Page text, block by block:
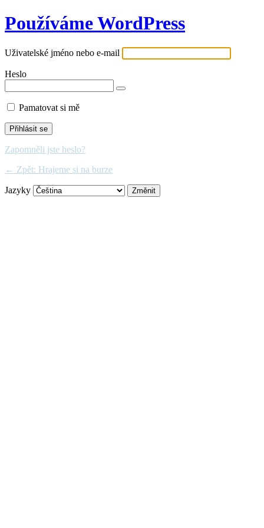
Používáme WordPress
Uživatelské jméno nebo e-mail
Heslo
Pamatovat si mě
Zapomněli jste heslo?
← Zpět: Hrajeme si na burze
Jazyky